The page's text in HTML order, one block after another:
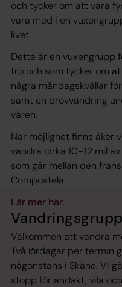
och tycker om att vara
vara med i en
livet.
Detta är en vuxengrupp
tro och som tycker om
några måndagskvällar
samt en provvandring
våren.
När möjlighet finns åker
vandra cirka 10–12 mil
som går mellan den
Compostela.
Lär mer här.
Vandringsgrupp
Välkommen att vandra
Två lördagar per termin
någonstans i Skåne. Vi
stopp för andakt, vila